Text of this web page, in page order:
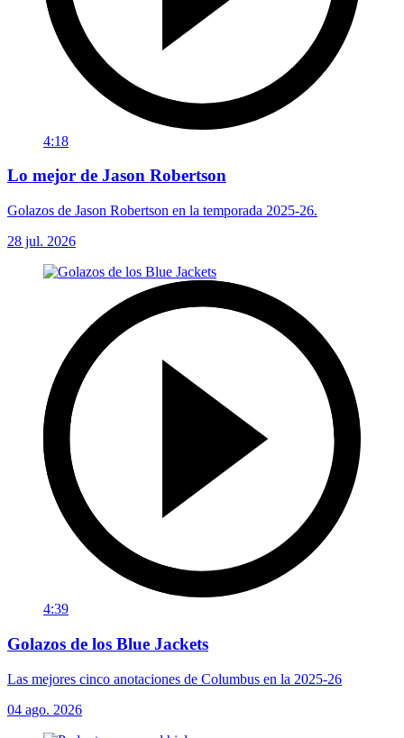
4:18
Lo mejor de Jason Robertson
Golazos de Jason Robertson en la temporada 2025-26.
28 jul. 2026
4:39
Golazos de los Blue Jackets
Las mejores cinco anotaciones de Columbus en la 2025-26
04 ago. 2026